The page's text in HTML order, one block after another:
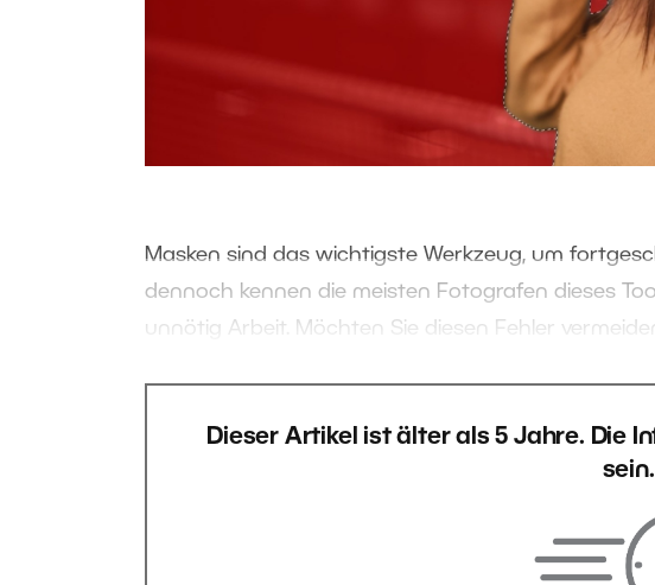
Masken sind das wichtigste Werkzeug, um
dennoch kennen die meisten Fotografen dieses
unnötig Arbeit. Möchten Sie diesen Fehler
Dieser Artikel ist älter als 5 Jahre. Die
sein.